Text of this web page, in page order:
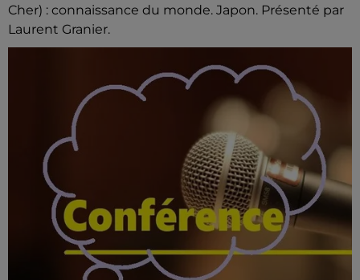
Cher) : connaissance du monde. Japon. Présenté par
Laurent Granier.